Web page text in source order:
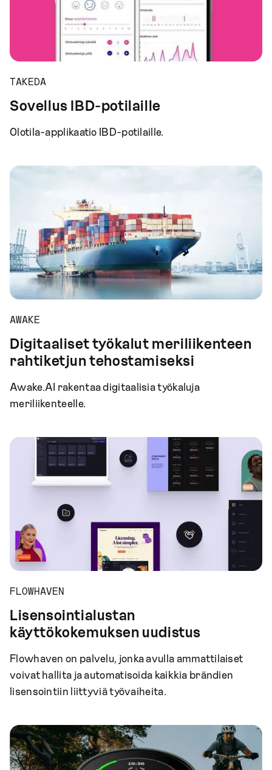
TAKEDA
Sovellus IBD-potilaille
Olotila-applikaatio IBD-potilaille.
AWAKE
Digitaaliset työkalut meriliikenteen
rahtiketjun tehostamiseksi
Awake.AI rakentaa digitaalisia työkaluja
meriliikenteelle.
FLOWHAVEN
Lisensointialustan
käyttökokemuksen uudistus
Flowhaven on palvelu, jonka avulla ammattilaiset
voivat hallita ja automatisoida kaikkia brändien
lisensointiin liittyviä työvaiheita.